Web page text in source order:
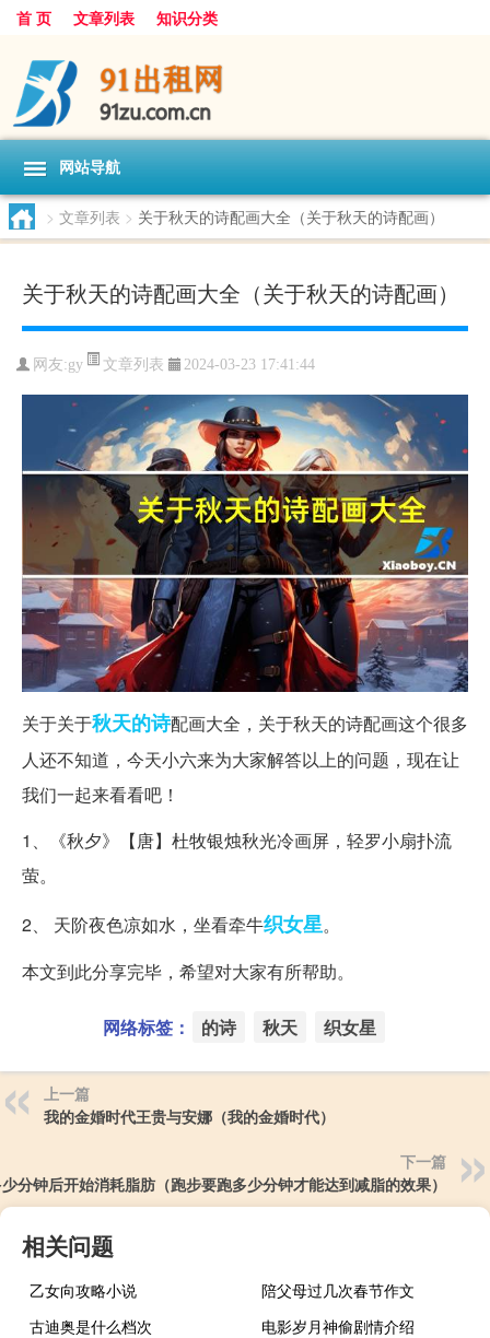
首 页 文章列表 知识分类
网站导航
> 文章列表 > 关于秋天的诗配画大全（关于秋天的诗配画）
关于秋天的诗配画大全（关于秋天的诗配画）
网友:gy 文章列表 2024-03-23 17:41:44
关于关于秋天的诗配画大全，关于秋天的诗配画这个很多
人还不知道，今天小六来为大家解答以上的问题，现在让
我们一起来看看吧！
1、《秋夕》【唐】杜牧银烛秋光冷画屏，轻罗小扇扑流
萤。
2、 天阶夜色凉如水，坐看牵牛织女星。
本文到此分享完毕，希望对大家有所帮助。
网络标签： 的诗 秋天 织女星
上一篇
我的金婚时代王贵与安娜（我的金婚时代）
下一篇
分钟后开始消耗脂肪（跑步要跑多少分钟才能达到减脂的效果）
相关问题
乙女向攻略小说
陪父母过几次春节作文
古迪奥是什么档次
电影岁月神偷剧情介绍